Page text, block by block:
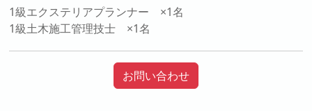
1級エクステリアプランナー ×1名
1級土木施工管理技士 ×1名
お問い合わせ